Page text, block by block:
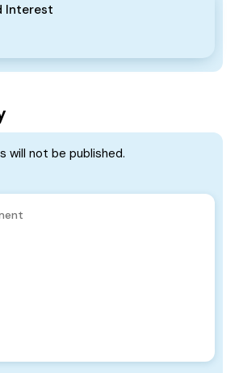
Interest
will not be published.